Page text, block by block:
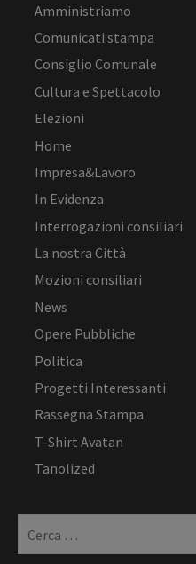
Amministriamo
Comunicati stampa
Consiglio Comunale
Cultura e Spettacolo
Elezioni
Home
Impresa&Lavoro
In Evidenza
Interrogazioni consiliari
La nostra Città
Mozioni consiliari
News
Opere Pubbliche
Politica
Progetti Interessanti
Rassegna Stampa
T-Shirt Avatan
Tanolized
per: